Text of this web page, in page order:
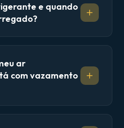
e quando
ar
com vazamento